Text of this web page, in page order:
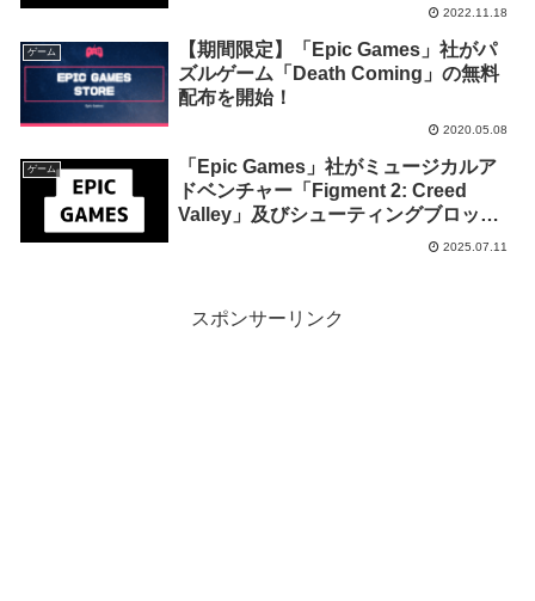
週11月25日午前1時までの1週間限定で
2022.11.18
ゲーム
【期間限定】「Epic Games」社がパ
ズルゲーム「Death Coming」の無料
配布を開始！
2020.05.08
ゲーム
「Epic Games」社がミュージカルア
ドベンチャー「Figment 2: Creed
Valley」及びシューティングブロック
崩し「Sky Racket」を来週2025年7月
2025.07.11
スポンサーリンク